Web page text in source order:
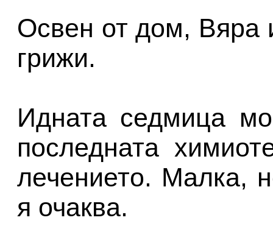
Освен от дом, Вяра
грижи.
Идната седмица
последната
лечението. Малка,
я очаква.